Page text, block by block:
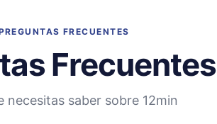
FRECUENTES
Frecuentes
necesitas saber sobre 12min